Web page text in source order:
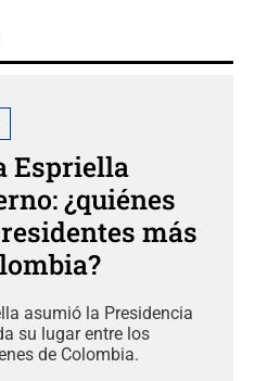
Espriella
¿quiénes
más
asumió la Presidencia
su lugar entre los
de Colombia.